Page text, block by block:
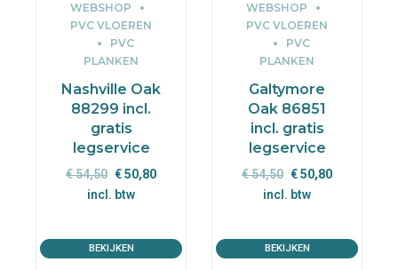
WEBSHOP
PVC VLOEREN
PVC
PLANKEN
Nashville Oak
88299 incl.
gratis
legservice
€54,50 Oorspronkelijke
prijs
€50,80Huidige
incl. btw
BEKIJKEN
WEBSHOP
PVC VLOEREN
PVC
PLANKEN
Galtymore
Oak 86851
incl. gratis
legservice
€54,50 Oorspronkelijke
prijs
€50,80Huidige
incl. btw
BEKIJKEN